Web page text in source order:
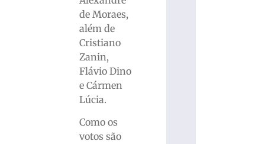
de Moraes,
além de
Cristiano
Zanin,
Flávio Dino
e Cármen
Lúcia.
Como os
votos são